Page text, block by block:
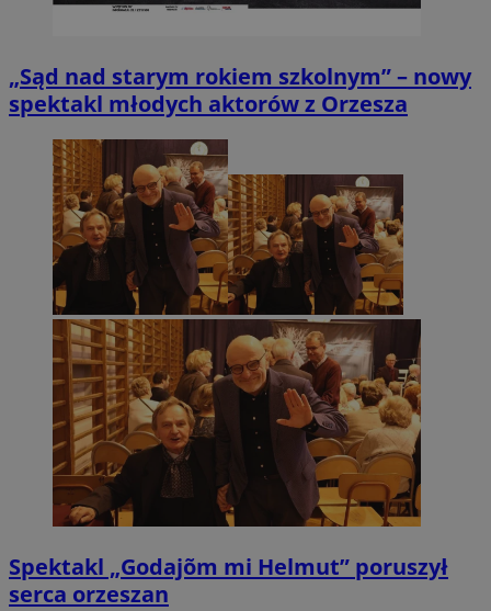
„Sąd nad starym rokiem szkolnym” – nowy
spektakl młodych aktorów z Orzesza
Spektakl „Godajõm mi Helmut” poruszył
serca orzeszan